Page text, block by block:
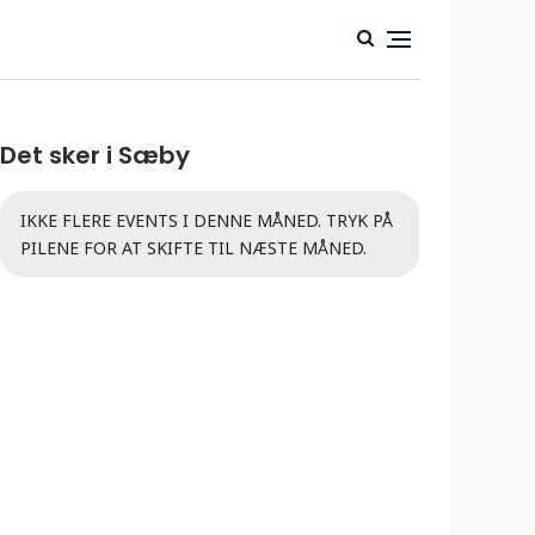
Det sker i Sæby
IKKE FLERE EVENTS I DENNE MÅNED. TRYK PÅ
PILENE FOR AT SKIFTE TIL NÆSTE MÅNED.